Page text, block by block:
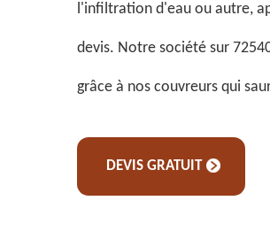
l'infiltration d'eau ou autre,
devis. Notre société sur
grâce à nos couvreurs qui
DEVIS GRATUIT